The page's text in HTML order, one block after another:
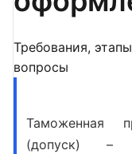
Требования,
вопросы
Таможенная
(допуск) –